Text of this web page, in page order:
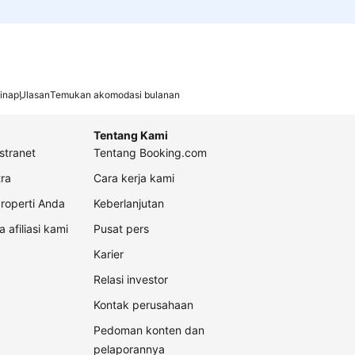
UlasanTemukan akomodasi bulanan
Anda
afiliasi kami
Tentang Kami
Tentang Booking.com
Cara kerja kami
Keberlanjutan
Pusat pers
Karier
Relasi investor
Kontak perusahaan
Pedoman konten dan
pelaporannya